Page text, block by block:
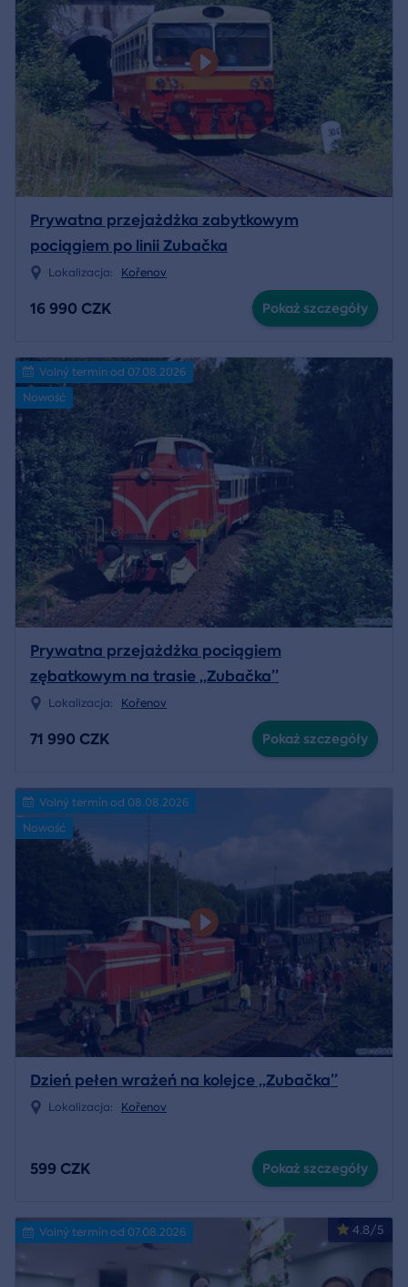
Prywatna przejażdżka zabytkowym
pociągiem po linii Zubačka
Lokalizacja: Kořenov
16 990 CZK Pokaż szczegóły
Volný termín od 07.08.2026
Nowość
Prywatna przejażdżka pociągiem
zębatkowym na trasie „Zubačka”
Lokalizacja: Kořenov
71 990 CZK Pokaż szczegóły
Volný termín od 08.08.2026
Nowość
Dzień pełen wrażeń na kolejce „Zubačka”
Lokalizacja: Kořenov
599 CZK Pokaż szczegóły
4.8/5
Volný termín od 07.08.2026